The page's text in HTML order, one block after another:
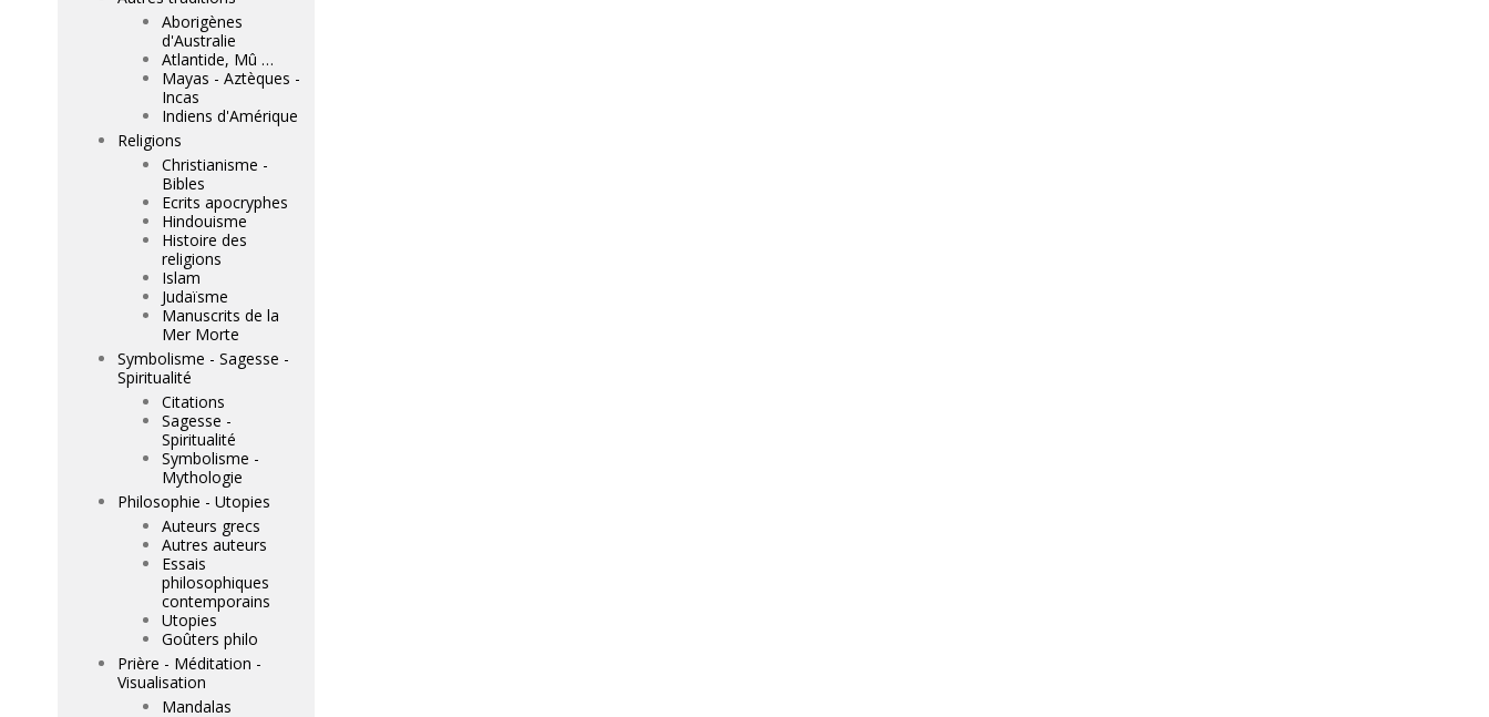
Aborigènes
d'Australie
Atlantide, Mû …
Mayas - Aztèques -
Incas
Indiens d'Amérique
Religions
Christianisme -
Bibles
Ecrits apocryphes
Hindouisme
Histoire des
religions
Islam
Judaïsme
Manuscrits de la
Mer Morte
Symbolisme - Sagesse -
Spiritualité
Citations
Sagesse -
Spiritualité
Symbolisme -
Mythologie
Philosophie - Utopies
Auteurs grecs
Autres auteurs
Essais
philosophiques
contemporains
Utopies
Goûters philo
Prière - Méditation -
Visualisation
Mandalas